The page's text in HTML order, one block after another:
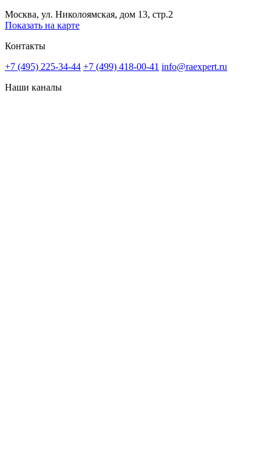
Москва, ул. Николоямская, дом 13, стр.2
Показать на карте
Контакты
+7 (495) 225-34-44 +7 (499) 418-00-41 info@raexpert.ru
Наши каналы